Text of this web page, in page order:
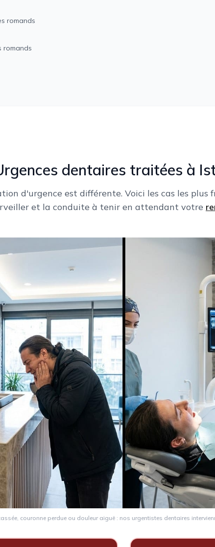
romands
romands
dentaires traitées à
d'urgence est différente. Voici les cas les plus
et la conduite à tenir en attendant votre
couronne perdue ou douleur aiguë : nos urgentistes dentaires